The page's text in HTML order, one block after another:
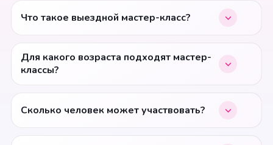
Что такое выездной мастер-класс?
Для какого возраста подходят мастер-
классы?
Сколько человек может участвовать?